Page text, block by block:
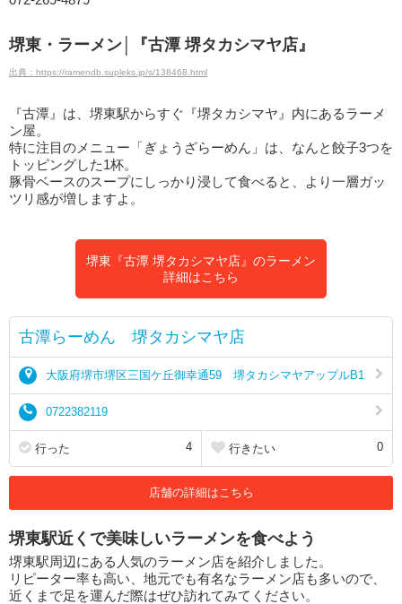
堺東・ラーメン│『古潭 堺タカシマヤ店』
出典：https://ramendb.supleks.jp/s/138468.html
『古潭』は、堺東駅からすぐ『堺タカシマヤ』内にあるラーメ
ン屋。
特に注目のメニュー「ぎょうざらーめん」は、なんと餃子3つを
トッピングした1杯。
豚骨ベースのスープにしっかり浸して食べると、より一層ガッ
ツリ感が増しますよ。
堺東『古潭 堺タカシマヤ店』のラーメン
詳細はこちら
古潭らーめん 堺タカシマヤ店
大阪府堺市堺区三国ケ丘御幸通59 堺タカシマヤアップルB1
0722382119
行った 4 行きたい 0
店舗の詳細はこちら
堺東駅近くで美味しいラーメンを食べよう
堺東駅周辺にある人気のラーメン店を紹介しました。
リピーター率も高い、地元でも有名なラーメン店も多いので、
近くまで足を運んだ際はぜひ訪れてみてください。